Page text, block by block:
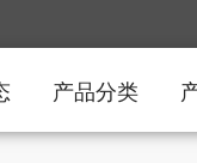
产品分类